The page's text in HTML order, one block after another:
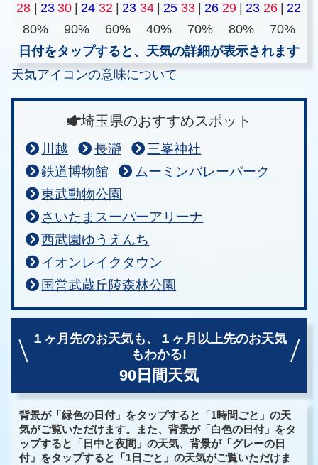
28 23 30 24 32 23 34 25 33 26 29 23 26
22
80%
90% 60% 40% 70% 80%
70%
日付をタップすると、天気の詳細が表示されます
天気アイコンの意味について
埼玉県のおすすめスポット
川越 長瀞
三峯神社
鉄道博物館
ムーミンバレーパーク
東武動物公園
さいたまスーパーアリーナ
西武園ゆうえんち
イオンレイクタウン
国営武蔵丘陵森林公園
１ヶ月先のお天気も、
１ヶ月以上先のお天気
もわかる!
90日間天気
背景が「緑色の日付」をタップすると「1時間ごと」の天
気がご覧いただけます。また、背景が「白色の日付」をタ
ップすると「日中と夜間」の天気、背景が「グレーの日
付」をタップすると「1日ごと」の天気がご覧いただけま